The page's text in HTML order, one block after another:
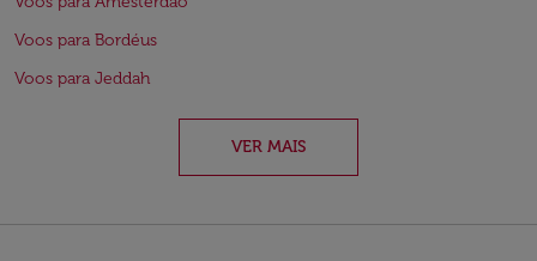
Voos para Bordéus
Voos para Jeddah
VER MAIS